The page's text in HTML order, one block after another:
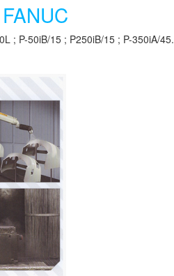
FANUC
; P-50iB/15 ; P250iB/15 ; P-350iA/45.